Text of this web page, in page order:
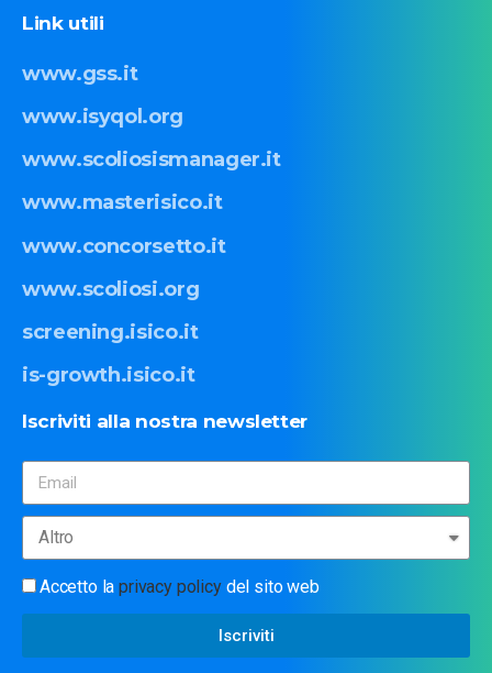
Link utili
www.gss.it
www.isyqol.org
www.scoliosismanager.it
www.masterisico.it
www.concorsetto.it
www.scoliosi.org
screening.isico.it
is-growth.isico.it
Iscriviti alla nostra newsletter
Accetto laprivacy policydel sito web
Iscriviti